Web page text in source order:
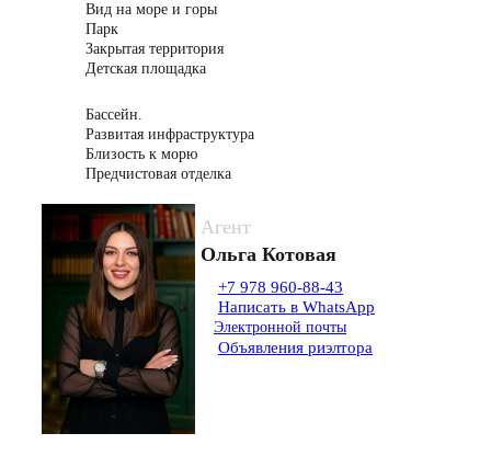
Вид на море и горы
Парк
Закрытая территория
Детская площадка
Бассейн.
Развитая инфраструктура
Близость к морю
Предчистовая отделка
Агент
Ольга Котовая
+7 978 960-88-43
Написать в WhatsApp
Электронной почты
Объявления риэлтора